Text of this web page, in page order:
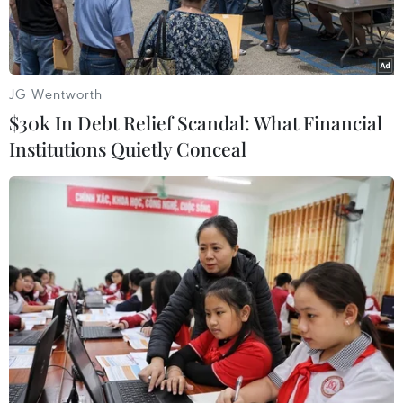
Máy bay của hãng hàng không Vietnam Airlines.
(Ảnh:CTV/Vietnam+)
Sáng 17/3, hãng hàng không Quốc gia Việt Nam
(Vietnam Airlines) chính thức lên tiếng trước
thông tin về việc tạm giữ các tiếp viên do nghi
JG Wentworth
$30k In Debt Relief Scandal: What Financial
Institutions Quietly Conceal